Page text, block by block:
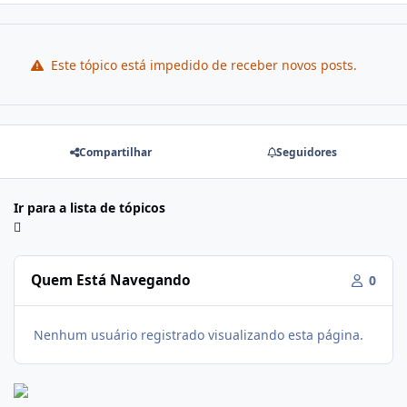
Este tópico está impedido de receber novos posts.
Compartilhar Seguidores
Ir para a lista de tópicos
Quem Está Navegando 0
Nenhum usuário registrado visualizando esta página.